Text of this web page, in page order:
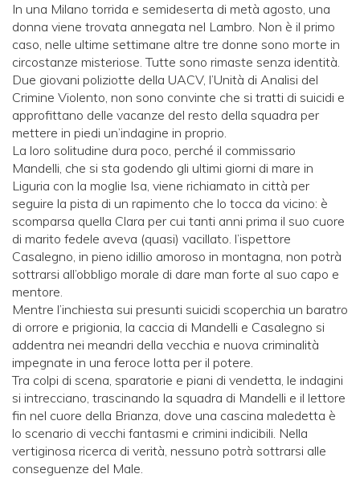
In una Milano torrida e semideserta di metà agosto, una
donna viene trovata annegata nel Lambro. Non è il primo
caso, nelle ultime settimane altre tre donne sono morte in
circostanze misteriose. Tutte sono rimaste senza identità.
Due giovani poliziotte della UACV, l’Unità di Analisi del
Crimine Violento, non sono convinte che si tratti di suicidi e
approfittano delle vacanze del resto della squadra per
mettere in piedi un’indagine in proprio.
La loro solitudine dura poco, perché il commissario
Mandelli, che si sta godendo gli ultimi giorni di mare in
Liguria con la moglie Isa, viene richiamato in città per
seguire la pista di un rapimento che lo tocca da vicino: è
scomparsa quella Clara per cui tanti anni prima il suo cuore
di marito fedele aveva (quasi) vacillato. l’ispettore
Casalegno, in pieno idillio amoroso in montagna, non potrà
sottrarsi all’obbligo morale di dare man forte al suo capo e
mentore.
Mentre l’inchiesta sui presunti suicidi scoperchia un baratro
di orrore e prigionia, la caccia di Mandelli e Casalegno si
addentra nei meandri della vecchia e nuova criminalità
impegnate in una feroce lotta per il potere.
Tra colpi di scena, sparatorie e piani di vendetta, le indagini
si intrecciano, trascinando la squadra di Mandelli e il lettore
fin nel cuore della Brianza, dove una cascina maledetta è
lo scenario di vecchi fantasmi e crimini indicibili. Nella
vertiginosa ricerca di verità, nessuno potrà sottrarsi alle
conseguenze del Male.